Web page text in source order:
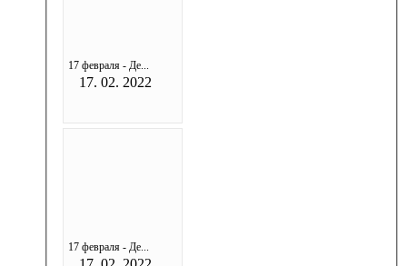
17 февраля - Де...
17. 02. 2022
17 февраля - Де...